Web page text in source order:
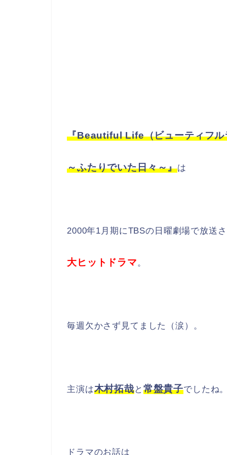
『Beautiful Life（ビューティフル
～ふたりでいた日々～』は
2000年1月期にTBSの日曜劇場で放送
大ヒットドラマ。
毎週欠かさず見てました（涙）。
主演は木村拓哉と 常盤貴子でしたね。
ドラマのお話は